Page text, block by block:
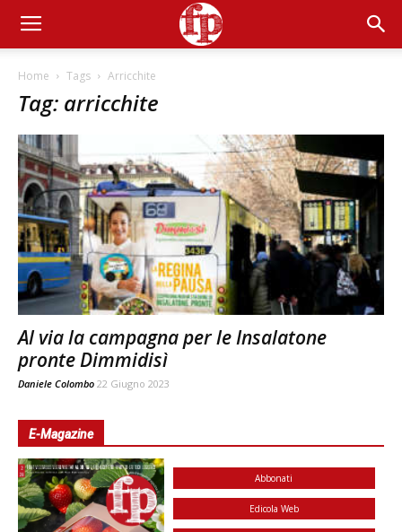
Home Tags Arricchite
Tag: arricchite
Al via la campagna per le Insalatone
pronte Dimmidisì
Daniele Colombo 22 Giugno 2023
E-Magazine
Abbonati
Edicola Web